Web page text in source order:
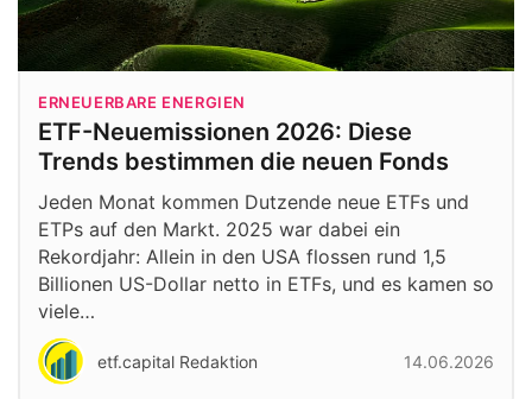
ERNEUERBARE ENERGIEN
ETF-Neuemissionen 2026: Diese
Trends bestimmen die neuen Fonds
Jeden Monat kommen Dutzende neue ETFs und
ETPs auf den Markt. 2025 war dabei ein
Rekordjahr: Allein in den USA flossen rund 1,5
Billionen US-Dollar netto in ETFs, und es kamen so
viele…
etf.capital Redaktion 14.06.2026